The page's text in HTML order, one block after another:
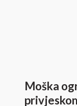
Moška